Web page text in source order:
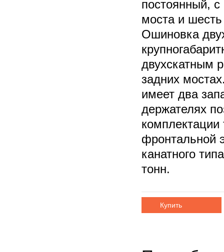
постоянный,
моста и
Ошиновка
двухскатным
задних
имеет два
держателях
фронтальной
канатного
тонн.
Купить